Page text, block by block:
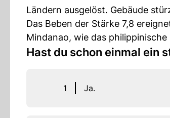
Ländern ausgelöst. Gebäude
Das Beben der Stärke 7,8
Mindanao, wie das
Hast du schon einmal ein
1 Ja.